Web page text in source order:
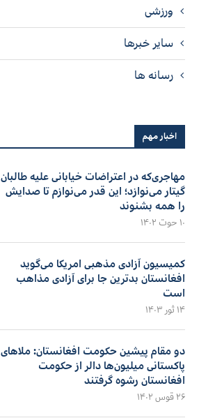
ورزشی
سایر خبرها
رسانه ها
اخبار مهم
مهاجری‌که در اعتراضات خیابانی علیه طالبان
گیتار می‌نوازد؛ این قدر می‌نوازم تا صدایش
را همه بشنوند
۱۰ حوت ۱۴۰۲
کمیسیون آزادی مذهبی امریکا می‌گوید
افغانستان بدترین جا برای آزادی مذاهب
است
۱۴ ثور ۱۴۰۳
دو مقام پیشین حکومت افغانستان: ملاهای
پاکستانی میلیون‌ها دالر از حکومت
افغانستان رشوه گرفتند
۲۶ قوس ۱۴۰۲